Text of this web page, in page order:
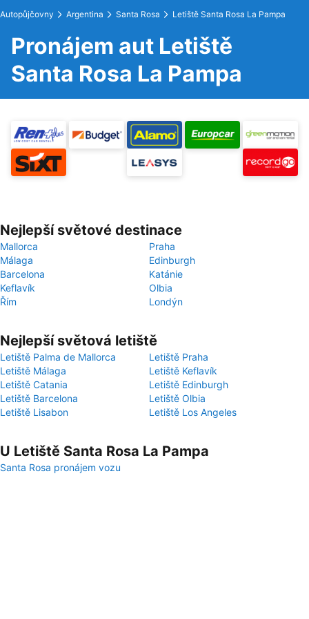
Autopůjčovny Argentina Santa Rosa Letiště Santa Rosa La Pampa
Pronájem aut Letiště
Santa Rosa La Pampa
Nejlepší světové destinace
Mallorca
Praha
Málaga
Edinburgh
Barcelona
Katánie
Keflavík
Olbia
Řím
Londýn
Nejlepší světová letiště
Letiště Palma de Mallorca
Letiště Praha
Letiště Málaga
Letiště Keflavík
Letiště Catania
Letiště Edinburgh
Letiště Barcelona
Letiště Olbia
Letiště Lisabon
Letiště Los Angeles
U Letiště Santa Rosa La Pampa
Santa Rosa pronájem vozu